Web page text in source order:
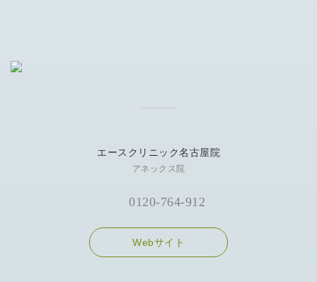
エースクリニック名古屋院
アネックス院
0120-764-912
Webサイト